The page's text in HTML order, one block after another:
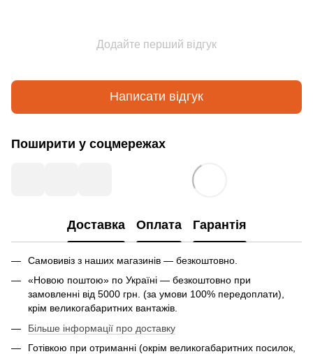
Додайте перший відгук
Написати відгук
Поширити у соцмережах
Доставка Оплата Гарантія
Самовивіз з наших магазинів — безкоштовно.
«Новою поштою» по Україні — безкоштовно при
замовленні від 5000 грн. (за умови 100% передоплати),
крім великогабаритних вантажів.
Більше інформації про доставку
Готівкою при отриманні (окрім великогабаритних посилок,